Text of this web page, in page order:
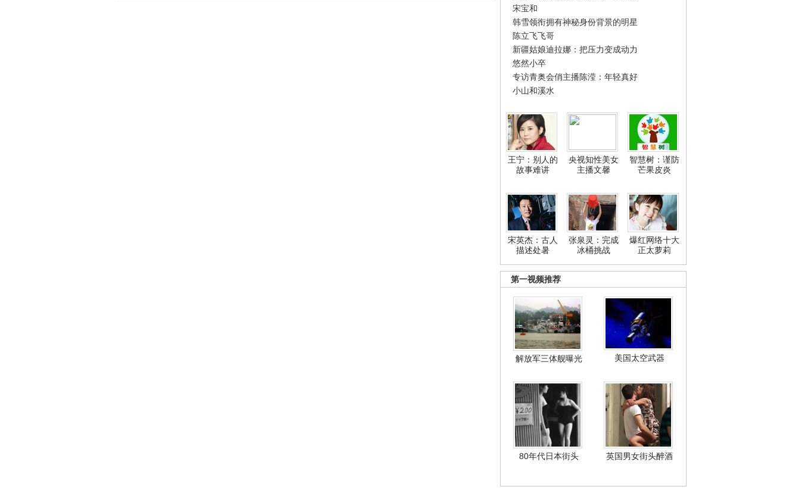
宋宝和
韩雪领衔拥有神秘身份背景的明星
陈立飞飞哥
新疆姑娘迪拉娜：把压力变成动力
悠然小卒
专访青奥会俏主播陈滢：年轻真好
小山和溪水
王宁：别人的
故事难讲
央视知性美女
主播文馨
智慧树：谨防
芒果皮炎
宋英杰：古人
描述处暑
张泉灵：完成
冰桶挑战
爆红网络十大
正太萝莉
第一视频推荐
解放军三体舰曝光 美国太空武器
80年代日本街头 英国男女街头醉酒